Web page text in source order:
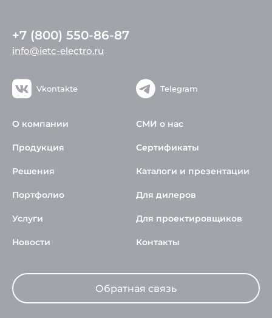
+7 (800) 550-86-87
info@ietc-electro.ru
Vkontakte Telegram
О компании
Продукция
Решения
Портфолио
Услуги
Новости
СМИ о нас
Сертификаты
Каталоги и презентации
Для дилеров
Для проектировщиков
Контакты
Обратная связь